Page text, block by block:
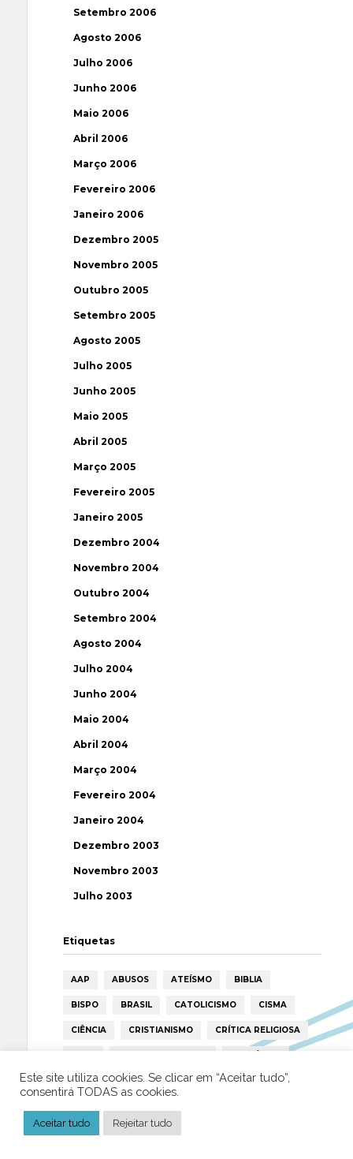
Setembro 2006
Agosto 2006
Julho 2006
Junho 2006
Maio 2006
Abril 2006
Março 2006
Fevereiro 2006
Janeiro 2006
Dezembro 2005
Novembro 2005
Outubro 2005
Setembro 2005
Agosto 2005
Julho 2005
Junho 2005
Maio 2005
Abril 2005
Março 2005
Fevereiro 2005
Janeiro 2005
Dezembro 2004
Novembro 2004
Outubro 2004
Setembro 2004
Agosto 2004
Julho 2004
Junho 2004
Maio 2004
Abril 2004
Março 2004
Fevereiro 2004
Janeiro 2004
Dezembro 2003
Novembro 2003
Julho 2003
Etiquetas
AAP ABUSOS ATEÍSMO BIBLIA
BISPO BRASIL CATOLICISMO CISMA
CIÊNCIA CRISTIANISMO CRÍTICA RELIGIOSA
ESPIRITISMO ESTATÍSTICAS FILOSOFIA
IGREJA
Este site utiliza cookies. Se clicar em “Aceitar tudo”,
consentirá TODAS as cookies.
Aceitar tudo Rejeitar tudo